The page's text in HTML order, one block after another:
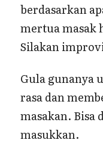
berdasarkan
mertua masak
Silakan
Gula gunanya
rasa dan
masakan. Bisa
masukkan.